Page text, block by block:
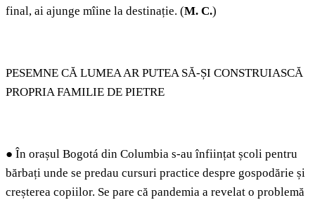
final, ai ajunge mîine la destinație. (M. C.)
PESEMNE CĂ LUMEA AR PUTEA SĂ-ȘI CONSTRUIASCĂ
PROPRIA FAMILIE DE PIETRE
● În orașul Bogotá din Columbia s-au înființat școli pentru
bărbați unde se predau cursuri practice despre gospodărie și
creșterea copiilor. Se pare că pandemia a revelat o problemă